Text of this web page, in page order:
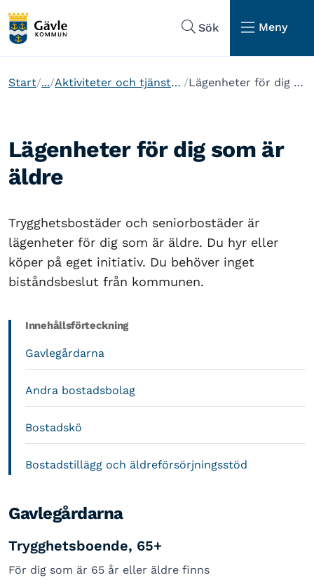
Sök
Meny
Start ... Aktiviteter och tjänster för seniorer Lägenheter för dig som är äldre
Lägenheter för dig som är
äldre
Trygghetsbostäder och seniorbostäder är
lägenheter för dig som är äldre. Du hyr eller
köper på eget initiativ. Du behöver inget
biståndsbeslut från kommunen.
Innehållsförteckning
Gavlegårdarna
Andra bostadsbolag
Bostadskö
Bostadstillägg och äldreförsörjningsstöd
Gavlegårdarna
Trygghetsboende, 65+
För dig som är 65 år eller äldre finns